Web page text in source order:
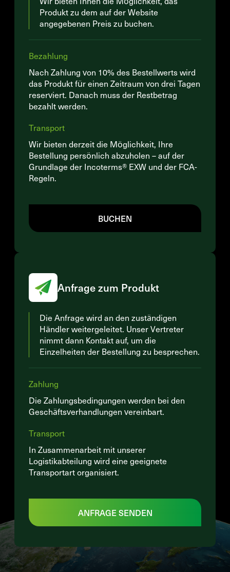
Produkt zu dem auf der Website
angegebenen Preis zu buchen.
Bezahlung
Nach Zahlung von 10% des Bestellwerts wird
das Produkt für einen Zeitraum von drei Tagen
reserviert. Danach muss der Restbetrag
bezahlt werden.
Transport
Wir bieten derzeit die Möglichkeit, Ihre
Bestellung persönlich abzuholen – auf der
Grundlage der Incoterms® EXW und der FCA-
Regeln.
BUCHEN
Anfrage zum Produkt
Die Anfrage wird an den zuständigen
Händler weitergeleitet. Unser Vertreter
nimmt dann Kontakt auf, um die
Einzelheiten der Bestellung zu besprechen.
Zahlung
Die Zahlungsbedingungen werden bei den
Geschäftsverhandlungen vereinbart.
Transport
In Zusammenarbeit mit unserer
Logistikabteilung wird eine geeignete
Transportart organisiert.
ANFRAGE SENDEN